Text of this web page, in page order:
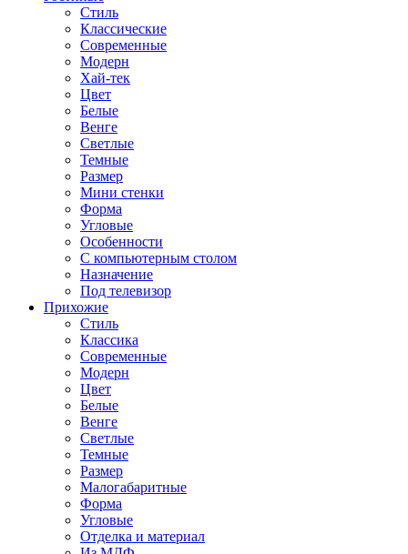
Стиль
Классические
Современные
Модерн
Хай-тек
Цвет
Белые
Венге
Светлые
Темные
Размер
Мини стенки
Форма
Угловые
Особенности
С компьютерным столом
Назначение
Под телевизор
Прихожие
Стиль
Классика
Современные
Модерн
Цвет
Белые
Венге
Светлые
Темные
Размер
Малогабаритные
Форма
Угловые
Отделка и материал